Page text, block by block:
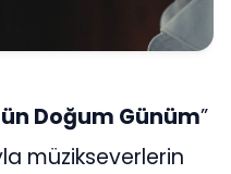
Doğum Günüm”
müzikseverlerin